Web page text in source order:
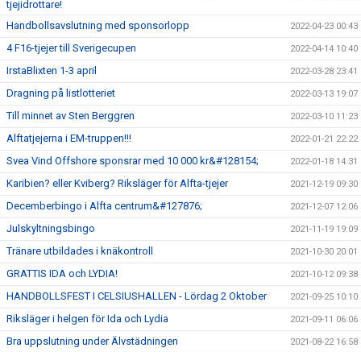
tjejidrottare!
Handbollsavslutning med sponsorlopp 2022-04-23 00:43
4 F16-tjejer till Sverigecupen 2022-04-14 10:40
IrstaBlixten 1-3 april 2022-03-28 23:41
Dragning på listlotteriet 2022-03-13 19:07
Till minnet av Sten Berggren 2022-03-10 11:23
Alftatjejerna i EM-truppen!!! 2022-01-21 22:22
Svea Vind Offshore sponsrar med 10 000 kr&#128154; 2022-01-18 14:31
Karibien? eller Kviberg? Riksläger för Alfta-tjejer 2021-12-19 09:30
Decemberbingo i Alfta centrum&#127876; 2021-12-07 12:06
Julskyltningsbingo 2021-11-19 19:09
Tränare utbildades i knäkontroll 2021-10-30 20:01
GRATTIS IDA och LYDIA! 2021-10-12 09:38
HANDBOLLSFEST I CELSIUSHALLEN - Lördag 2 Oktober 2021-09-25 10:10
Riksläger i helgen för Ida och Lydia 2021-09-11 06:06
Bra uppslutning under Älvstädningen 2021-08-22 16:58